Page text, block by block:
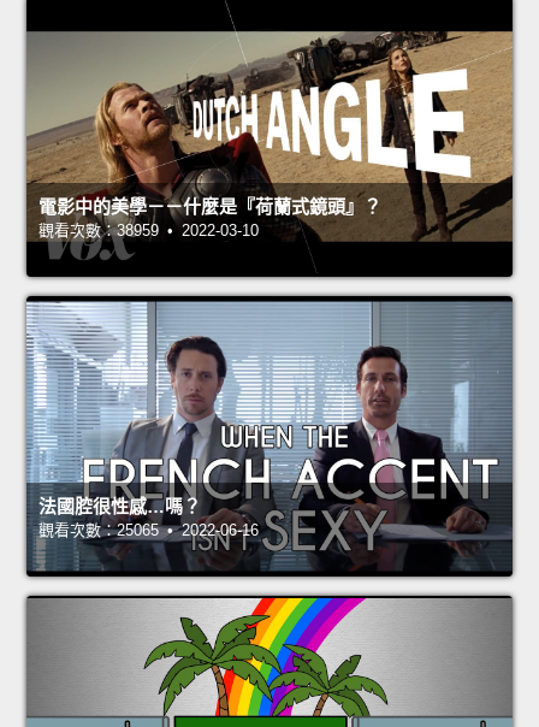
電影中的美學－－什麼是『荷蘭式鏡頭』？
觀看次數：38959 • 2022-03-10
法國腔很性感…嗎？
觀看次數：25065 • 2022-06-16